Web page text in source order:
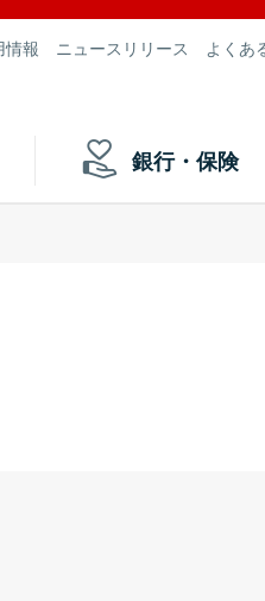
情報 ニュースリリース よくあ
銀行・保険